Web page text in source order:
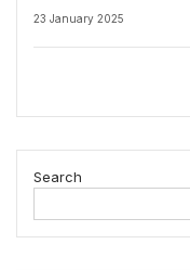
23 January 2025
Search